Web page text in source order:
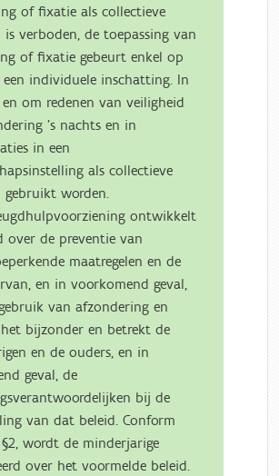
of fixatie als collectieve
is verboden, de toepassing van
of fixatie gebeurt enkel op
een individuele inschatting. In
om redenen van veiligheid
’s nachts en in
in een
als collectieve
gebruikt worden.
ontwikkelt
over de preventie van
maatregelen en de
en in voorkomend geval,
van afzondering en
bijzonder en betrekt de
en de ouders, en in
geval, de
bij de
van dat beleid. Conform
§2, wordt de minderjarige
over het voormelde beleid.